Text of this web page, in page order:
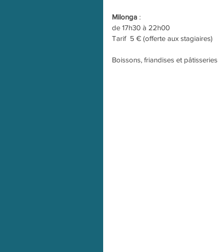
Milonga :
de 17h30 à 22h00
Tarif  5 € (offerte aux stagiaires)
Boissons, friandises et